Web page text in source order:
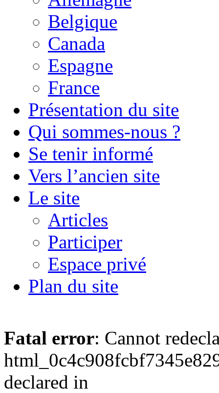
Belgique
Canada
Espagne
France
Présentation du site
Qui sommes-nous ?
Se tenir informé
Vers l’ancien site
Le site
Articles
Participer
Espace privé
Plan du site
Fatal error: Cannot
declared in